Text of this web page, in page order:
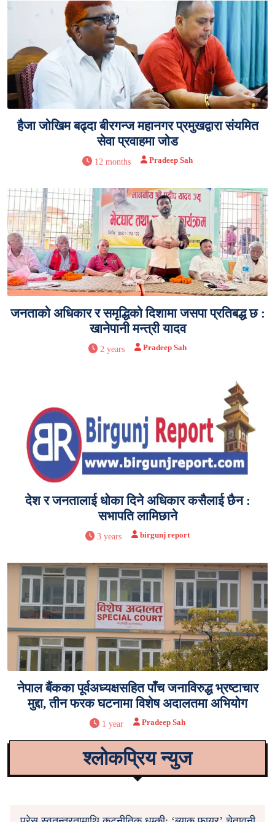
हैजा जोखिम बढ्दा बीरगन्ज महानगर प्रमुखद्वारा संयमित
सेवा प्रवाहमा जोड
12 months Pradeep Sah
जनताको अधिकार र समृद्धिको दिशामा जसपा प्रतिबद्ध छ :
खानेपानी मन्त्री यादव
2 years Pradeep Sah
देश र जनतालाई धोका दिने अधिकार कसैलाई छैन :
सभापति लामिछाने
3 years birgunj report
नेपाल बैंकका पूर्वअध्यक्षसहित पाँच जनाविरुद्ध भ्रष्टाचार
मुद्दा, तीन फरक घटनामा विशेष अदालतमा अभियोग
1 year Pradeep Sah
श्लोकप्रिय न्युज